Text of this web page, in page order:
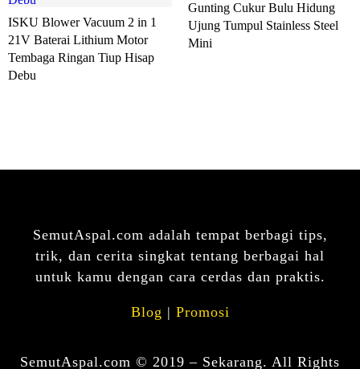
ISKU Blower Vacuum 2 in 1
21V Baterai Lithium Motor
Tembaga Ringan Tiup Hisap
Debu
Gunting Cukur Bulu Hidung
Ujung Tumpul Stainless Steel
Mini
SemutAspal.com adalah tempat berbagi tips,
trik, dan cerita singkat tentang berbagai hal
untuk kamu dengan cara cerdas dan praktis.
Blog | Promosi
SemutAspal.com © 2019 – Sekarang. All Rights